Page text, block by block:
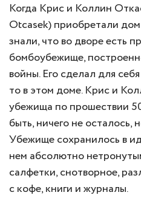
Когда Крис и Коллин
Otcasek) приобретали
знали, что во дворе есть
бомбоубежище,
войны. Его сделал для
то в этом доме. Крис и
убежища по прошествии
быть, ничего не осталось,
Убежище сохранилось в
нем абсолютно
салфетки, снотворное,
с кофе, книги и журналы.